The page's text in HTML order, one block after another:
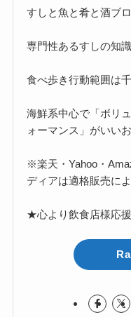
すしと魚と肴と酒ブロ
専門性あるすしの知
食べ歩き行動範囲は
海鮮系中心で「ボリ
ォーマンス」がいい
※楽天・Yahoo・
ディアは適格販売に
★心より飲食店様応